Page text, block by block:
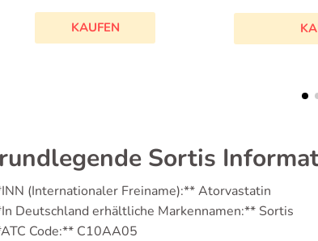
KAUFEN
Sortis
(Internationaler Freiname):** Atorvastatin
Deutschland erhältliche Markennamen:** Sortis
Code:** C10AA05